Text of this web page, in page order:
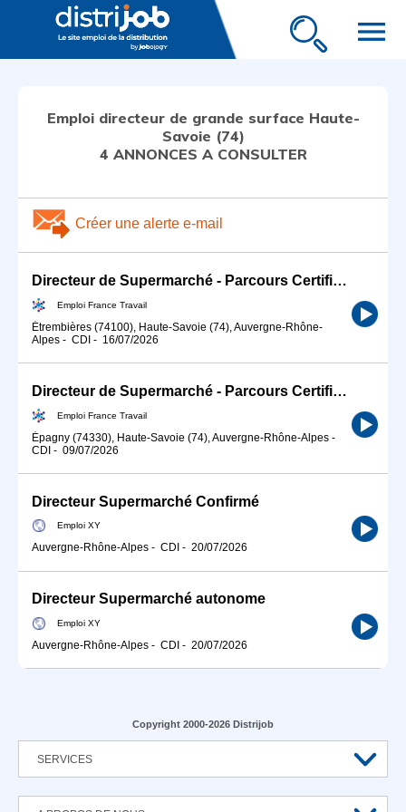
menu
Emploi directeur de grande surface Haute-
Savoie (74)
4 ANNONCES A CONSULTER
Créer une alerte e-mail
Directeur de Supermarché - Parcours Certifiant (H/F)
Emploi France Travail
Étrembières (74100), Haute-Savoie (74), Auvergne-Rhône-
Alpes - CDI - 16/07/2026
Directeur de Supermarché - Parcours Certifiant (H/F)
Emploi France Travail
Épagny (74330), Haute-Savoie (74), Auvergne-Rhône-Alpes -
CDI - 09/07/2026
Directeur Supermarché Confirmé
Emploi XY
Auvergne-Rhône-Alpes - CDI - 20/07/2026
Directeur Supermarché autonome
Emploi XY
Auvergne-Rhône-Alpes - CDI - 20/07/2026
Copyright 2000-2026 Distrijob
SERVICES